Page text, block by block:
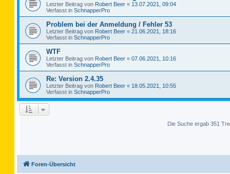
Letzter Beitrag von Robert Beer « 13.07.2021, 09:04
Verfasst in SchnapperPro
Problem bei der Anmeldung / Fehler 53
Letzter Beitrag von Robert Beer « 21.06.2021, 18:16
Verfasst in SchnapperPro
WTF
Letzter Beitrag von Robert Beer « 07.06.2021, 10:16
Verfasst in SchnapperPro
Re: Version 2.4.35
Letzter Beitrag von Robert Beer « 18.05.2021, 10:55
Verfasst in SchnapperPro
Die Suche ergab 351
Foren-Übersicht